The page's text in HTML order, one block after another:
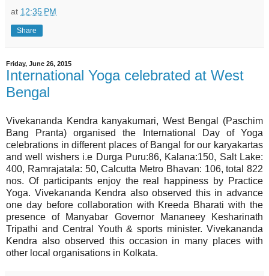
at 12:35 PM
Share
Friday, June 26, 2015
International Yoga celebrated at West
Bengal
Vivekananda Kendra kanyakumari, West Bengal (Paschim
Bang Pranta) organised the International Day of Yoga
celebrations in different places of Bangal for our karyakartas
and well wishers i.e Durga Puru:86, Kalana:150, Salt Lake:
400, Ramrajatala: 50, Calcutta Metro Bhavan: 106, total 822
nos. Of participants enjoy the real happiness by Practice
Yoga. Vivekananda Kendra also observed this in advance
one day before collaboration with Kreeda Bharati with the
presence of Manyabar Governor Mananeey Kesharinath
Tripathi and Central Youth & sports minister. Vivekananda
Kendra also observed this occasion in many places with
other local organisations in Kolkata.